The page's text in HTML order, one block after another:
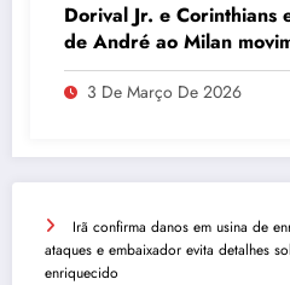
Dorival Jr. e Corinthians
de André ao Milan
São Jorge
3 De Março De 2026
Irã confirma danos em usina de
ataques e embaixador evita detalhes
enriquecido